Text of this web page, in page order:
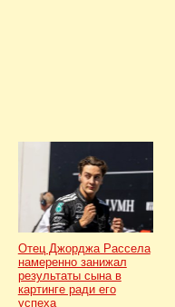
Отец Джорджа Рассела
намеренно занижал
результаты сына в
картинге ради его
успеха